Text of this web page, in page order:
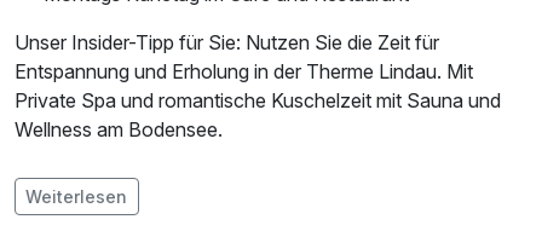
Unser Insider-Tipp für Sie: Nutzen Sie die Zeit für
Entspannung und Erholung in der Therme Lindau. Mit
Private Spa und romantische Kuschelzeit mit Sauna und
Wellness am Bodensee.
Im Angebot enthalten
1 Flasche Mineralwasser, Parkplatz, W-LAN Nutzung /
Weiterlesen